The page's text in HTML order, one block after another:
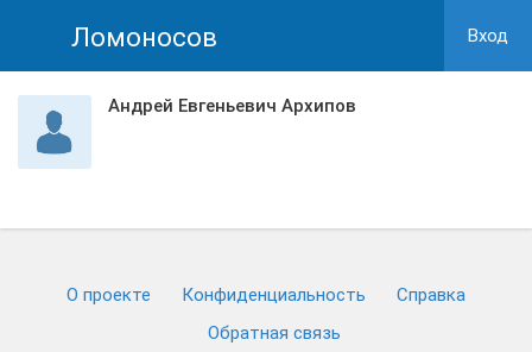
Ломоносов Вход
Андрей Евгеньевич Архипов
О проекте Конфиденциальность
Cправка
Обратная связь